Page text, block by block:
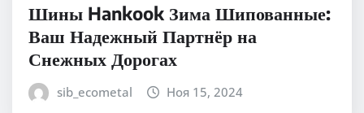
Шины Hankook Зима Шипованные:
Ваш Надежный Партнёр на
Снежных Дорогах
sib_ecometal Ноя 15, 2024